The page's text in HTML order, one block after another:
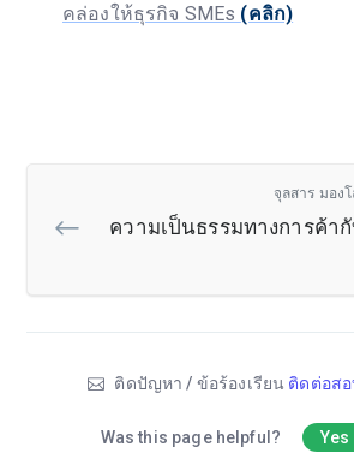
คล่องให้ธุรกิจ SMEs (คลิก)
จุลสาร มอง
ความเป็นธรรมทางการค้า
ติดปัญหา / ข้อร้องเรียน ติดต่อสอ
Was this page helpful? Yes